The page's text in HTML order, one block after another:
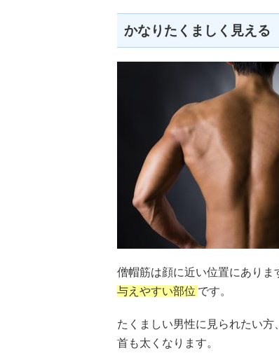
かなりたくましく見える
僧帽筋は顔に近い位置にあり
与えやすい部位 です。
たくましい男性に見られたい方
首も太くなります。